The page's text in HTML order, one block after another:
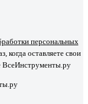
персональных
когда оставляете свои
ВсеИнструменты.ру